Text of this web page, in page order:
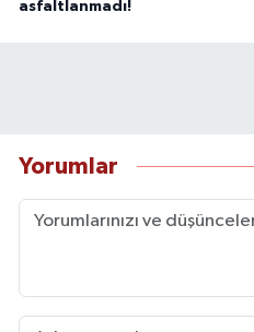
asfaltlanmadı!
Yorumlar